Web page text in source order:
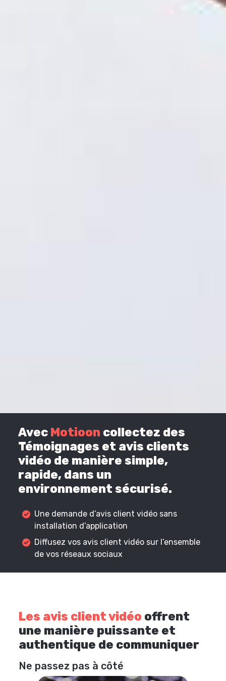
Avec Motioon collectez des
Témoignages et avis clients
vidéo de manière simple,
rapide, dans un
environnement sécurisé.
Une demande d’avis client vidéo sans
installation d’application
Diffusez vos avis client vidéo sur l’ensemble
de vos réseaux sociaux
Les avis client vidéo offrent
une manière puissante et
authentique de communiquer
Ne passez pas à côté